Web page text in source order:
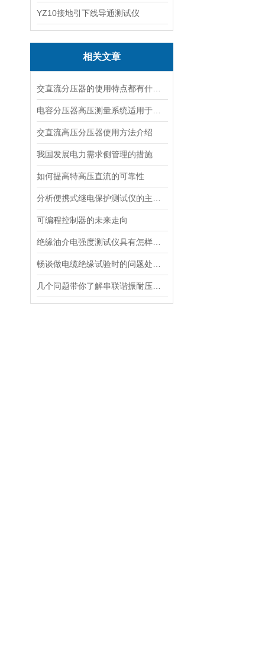
YZ10接地引下线导通测试仪
相关文章
交直流高压分压器使用方法介绍
我国发展电力需求侧管理的措施
如何提高特高压直流的可靠性
可编程控制器的未来走向